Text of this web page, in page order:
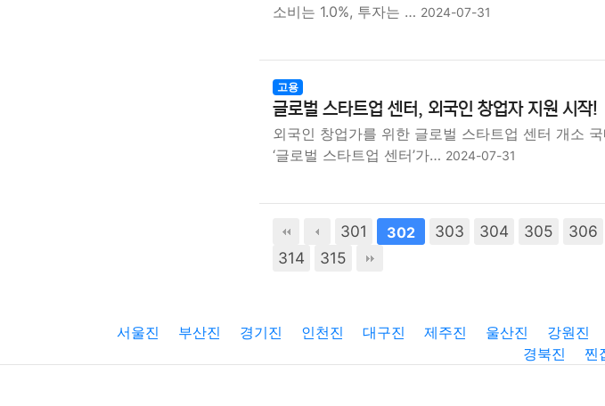
소비는 1.0%, 투자는 … 2024-07-31
고용
글로벌 스타트업 센터, 외국인 창업자 지원 시작!
외국인 창업가를 위한 글로벌 스타트업 센터 개소
‘글로벌 스타트업 센터’가… 2024-07-31
301 302 303 304 305 306
314
315
서울진 부산진 경기진 인천진 대구진 제주진 울산진 강원진
경북진
찐